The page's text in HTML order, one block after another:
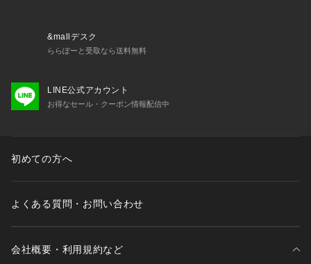
&mallデスク
ららぽーと受取なら送料無料
LINE公式アカウント
お得なセール・クーポン情報配信中
初めての方へ
よくある質問・お問い合わせ
会社概要・利用規約など